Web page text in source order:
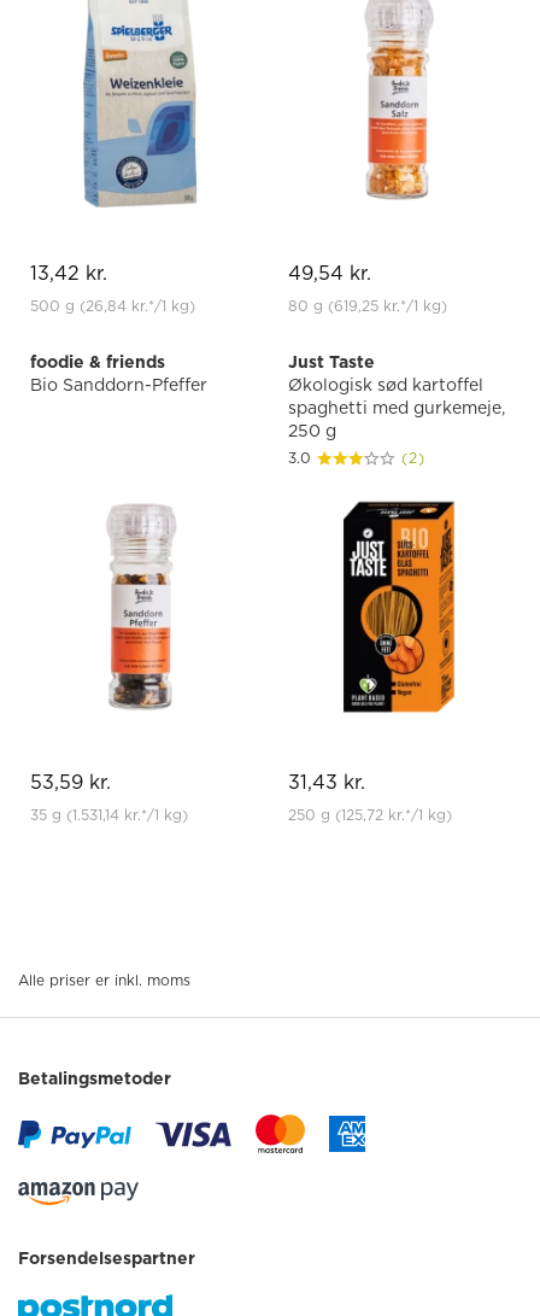
13,42 kr.
500 g (26,84 kr.*/1 kg)
49,54 kr.
80 g (619,25 kr.*/1 kg)
foodie & friends
Bio Sanddorn-Pfeffer
53,59 kr.
35 g (1.531,14 kr.*/1 kg)
Just Taste
Økologisk sød kartoffel
spaghetti med gurkemeje,
250 g
3.0 (2)
31,43 kr.
250 g (125,72 kr.*/1 kg)
Alle priser er inkl. moms
Betalingsmetoder
Forsendelsespartner